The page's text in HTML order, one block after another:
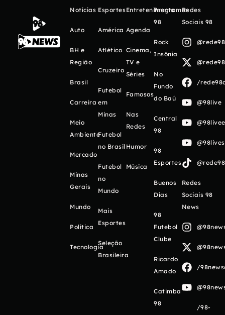
Notícias
Auto
BH e
Região
Brasil
Carreira
Meio
Ambiente
Mercado
Minas
Gerais
Mundo
Política
Tecnologia
Esportes
América
Atlético
Cruzeiro
Futebol
em
Minas
Futebol
no Brasil
Futebol
no
Mundo
Mais
Esportes
Seleção
Brasileira
Entretenimento
Agenda
Cinema,
TV e
Séries
Famosos
Nas
Redes
Humor
Música
Programas
98
Rock
Insônia
No
Fundo
do Baú
Central
98
98
Esportes
Buenos
Días
98
Futebol
Clube
Ricardo
Amado
Catimba
98
Redes
Sociais 98
/
@98live
Redes
Sociais 98
News
/
/98-